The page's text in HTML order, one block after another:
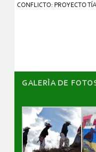
CONFLICTO: PROYECTO
GALERÌA DE